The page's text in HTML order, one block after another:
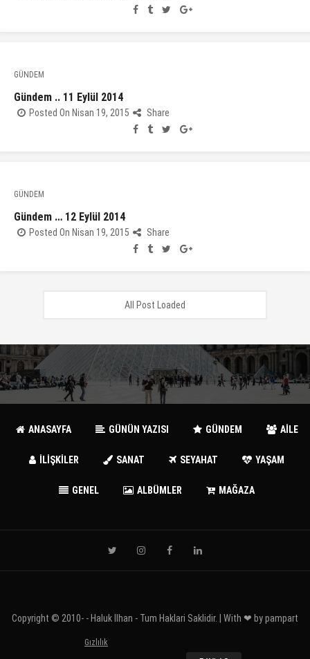
GÜNDEM
Gündem .. 11 Eylül 2014
Posted On Nisan 19, 2015 Share
GÜNDEM
Gündem … 12 Eylül 2014
Posted On Nisan 19, 2015 Share
All Post Loaded
ANASAYFA GÜNÜN YAZISI GÜNDEM AİLE
İLİŞKİLER SANAT SEYAHAT YAŞAM
GENEL ALBÜMLER MAĞAZA
Copyright © 2010- - Haluk Ilhan - Tum Haklari Saklidir. | With ❤ bypampart
Gızlılık